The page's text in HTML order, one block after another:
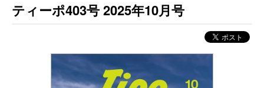
ティーポ403号 2025年10月号